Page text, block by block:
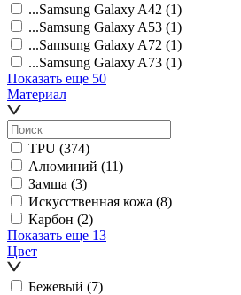
...Samsung Galaxy A42 (1)
...Samsung Galaxy A53 (1)
...Samsung Galaxy A72 (1)
...Samsung Galaxy A73 (1)
Показать еще 50
Материал
TPU (374)
Алюминий (11)
Замша (3)
Искусственная кожа (8)
Карбон (2)
Показать еще 13
Цвет
Бежевый (7)